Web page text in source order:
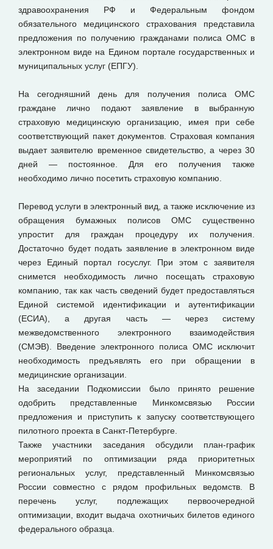
здравоохранения РФ и Федеральным фондом
обязательного медицинского страхования представила
предложения по получению гражданами полиса ОМС в
электронном виде на Едином портале государственных и
муниципальных услуг (ЕПГУ).
На сегодняшний день для получения полиса ОМС
граждане лично подают заявление в выбранную
страховую медицинскую организацию, имея при себе
соответствующий пакет документов. Страховая компания
выдает заявителю временное свидетельство, а через 30
дней — постоянное. Для его получения также
необходимо лично посетить страховую компанию.
Перевод услуги в электронный вид, а также исключение из
обращения бумажных полисов ОМС существенно
упростит для граждан процедуру их получения.
Достаточно будет подать заявление в электронном виде
через Единый портал госуслуг. При этом с заявителя
снимется необходимость лично посещать страховую
компанию, так как часть сведений будет предоставляться
Единой системой идентификации и аутентификации
(ЕСИА), а другая часть — через систему
межведомственного электронного взаимодействия
(СМЭВ). Введение электронного полиса ОМС исключит
необходимость предъявлять его при обращении в
медицинские организации.
На заседании Подкомиссии было принято решение
одобрить представленные Минкомсвязью России
предложения и приступить к запуску соответствующего
пилотного проекта в Санкт-Петербурге.
Также участники заседания обсудили план-график
мероприятий по оптимизации ряда приоритетных
региональных услуг, представленный Минкомсвязью
России совместно с рядом профильных ведомств. В
перечень услуг, подлежащих первоочередной
оптимизации, входит выдача охотничьих билетов единого
федерального образца.